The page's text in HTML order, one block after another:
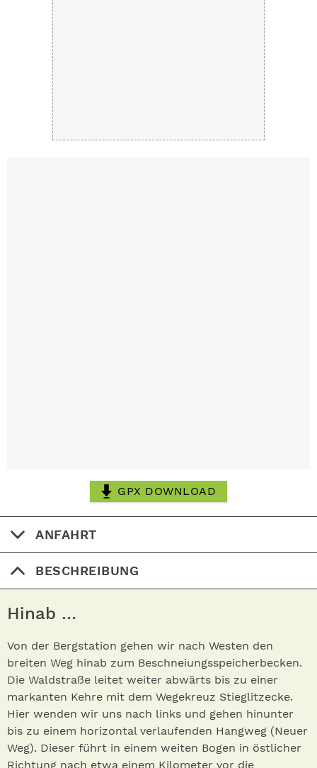
GPX DOWNLOAD
ANFAHRT
BESCHREIBUNG
Hinab …
Von der Bergstation gehen wir nach Westen den
breiten Weg hinab zum Beschneiungsspeicherbecken.
Die Waldstraße leitet weiter abwärts bis zu einer
markanten Kehre mit dem Wege­kreuz Stieglitzecke.
Hier wenden wir uns nach links und gehen hinunter
bis zu einem horizontal verlaufenden Hangweg (Neuer
Weg). Dieser führt in einem weiten Bogen in östlicher
Richtung nach etwa einem Kilometer vor die